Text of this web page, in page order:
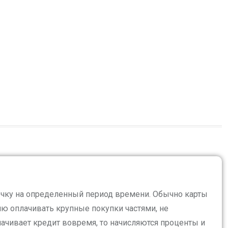
на определенный период времени. Обычно карты
оплачивать крупные покупки частями, не
кредит вовремя, то начисляются проценты и